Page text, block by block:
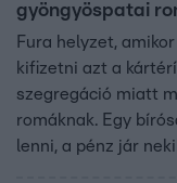
gyöngyöspatai
Fura helyzet,
kifizetni azt a
szegregáció miatt
romáknak. Egy
lenni, a pénz jár